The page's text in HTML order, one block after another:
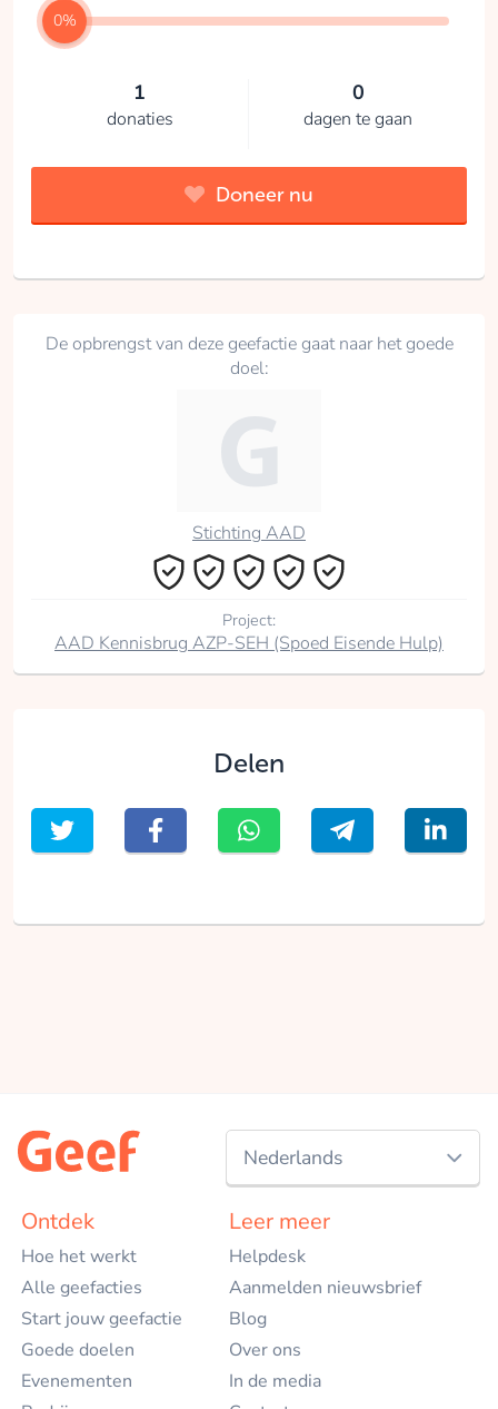
0%
1
donaties
0
dagen te gaan
Doneer nu
De opbrengst van deze geefactie gaat naar het goede
doel:
Stichting AAD
Project:
AAD Kennisbrug AZP-SEH (Spoed Eisende Hulp)
Delen
Nederlands
English
Ontdek
Hoe het werkt
Alle geefacties
Start jouw geefactie
Goede doelen
Evenementen
Leer meer
Helpdesk
Aanmelden nieuwsbrief
Blog
Over ons
In de media